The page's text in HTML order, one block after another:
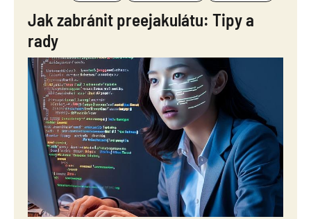
Jak zabránit preejakulátu: Tipy a
rady